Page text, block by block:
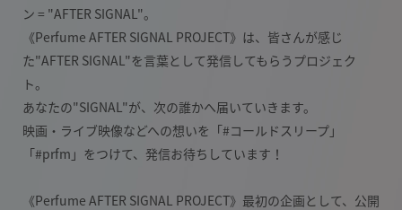
ン = "AFTER SIGNAL"。
《Perfume AFTER SIGNAL PROJECT》は、皆さんが感じ
た"AFTER SIGNAL"を言葉として発信してもらうプロジェク
ト。
あなたの"SIGNAL"が、次の誰かへ届いていきます。
映画・ライブ映像などへの想いを「#コールドスリープ」
「#prfm」をつけて、発信お待ちしています！
《Perfume AFTER SIGNAL PROJECT》最初の企画として、公開